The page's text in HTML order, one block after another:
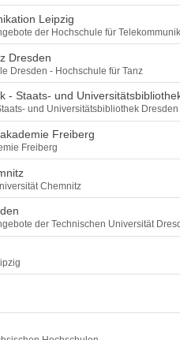
Leipzig
der Hochschule für
Dresden
Dresden - Hochschule für Tanz
- Staats- und
und Universitätsbibliothek Dresden
Freiberg
Freiberg
Chemnitz
der Technischen Universität